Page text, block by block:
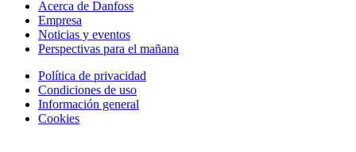
Acerca de Danfoss
Empresa
Noticias y eventos
Perspectivas para el mañana
Política de privacidad
Condiciones de uso
Información general
Cookies